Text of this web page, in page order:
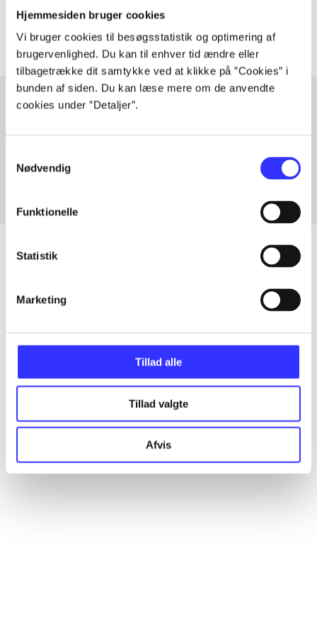
Hjemmesiden bruger cookies
Vi bruger cookies til besøgsstatistik og optimering af
brugervenlighed. Du kan til enhver tid ændre eller
tilbagetrække dit samtykke ved at klikke på ”Cookies” i
bunden af siden. Du kan læse mere om de anvendte
cookies under ”Detaljer”.
Nødvendig
Funktionelle
Statistik
Marketing
Tillad alle
Tillad valgte
Afvis
Artiklerne i handler ofte om
Artikler